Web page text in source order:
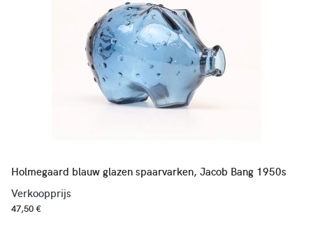
Holmegaard blauw glazen spaarvarken, Jacob Bang 1950s
Verkoopprijs
47,50 €